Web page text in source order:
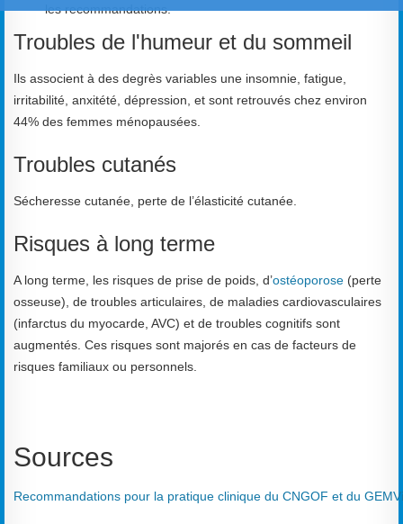
les recommandations.
Troubles de l'humeur et du sommeil
Ils associent à des degrès variables une insomnie, fatigue,
irritabilité, anxitété, dépression, et sont retrouvés chez environ
44% des femmes ménopausées.
Troubles cutanés
Sécheresse cutanée, perte de l’élasticité cutanée.
Risques à long terme
A long terme, les risques de prise de poids, d’ostéoporose (perte
osseuse), de troubles articulaires, de maladies cardiovasculaires
(infarctus du myocarde, AVC) et de troubles cognitifs sont
augmentés. Ces risques sont majorés en cas de facteurs de
risques familiaux ou personnels.
Sources
Recommandations pour la pratique clinique du CNGOF et du GEMVi